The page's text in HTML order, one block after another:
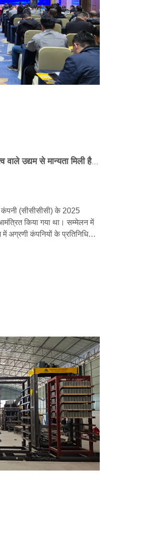
क्यूनफेंग मशीनरी को एक बार फिर केंद्रीय राज्य के स्वामित्व वाले उद्यम से मान्यता मिली है! इसे लगातार तीसरे वर्ष सीसीसीसी द्वारा '2025 क्लास ए सप्लायर' का दर्जा दिया गया है।
(सीसीसीसी) के 2025
किया गया था। सम्मेलन में
अग्रणी कंपनियों के प्रतिनिधियों